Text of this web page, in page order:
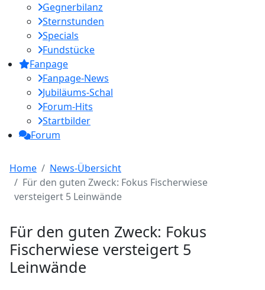
Gegnerbilanz
Sternstunden
Specials
Fundstücke
Fanpage
Fanpage-News
Jubiläums-Schal
Forum-Hits
Startbilder
Forum
Home
News-Übersicht
Für den guten Zweck: Fokus Fischerwiese
versteigert 5 Leinwände
Für den guten Zweck: Fokus
Fischerwiese versteigert 5
Leinwände